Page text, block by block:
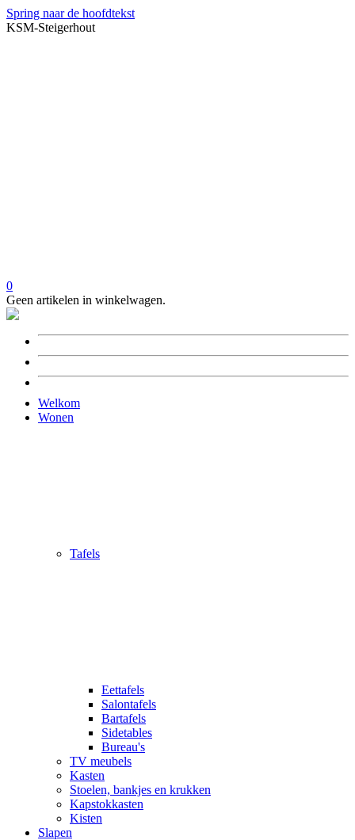
Spring naar de hoofdtekst
KSM-Steigerhout
0
Geen artikelen in winkelwagen.
Welkom
Wonen
Tafels
Eettafels
Salontafels
Bartafels
Sidetables
Bureau's
TV meubels
Kasten
Stoelen, bankjes en krukken
Kapstokkasten
Kisten
Slapen